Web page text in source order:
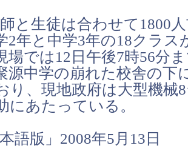
と生徒は合わせて1800
2年と中学3年の18クラス
場では12日午後7時56分
源中学の崩れた校舎の下
り、現地政府は大型機械
にあたっている。
語版」2008年5月13日